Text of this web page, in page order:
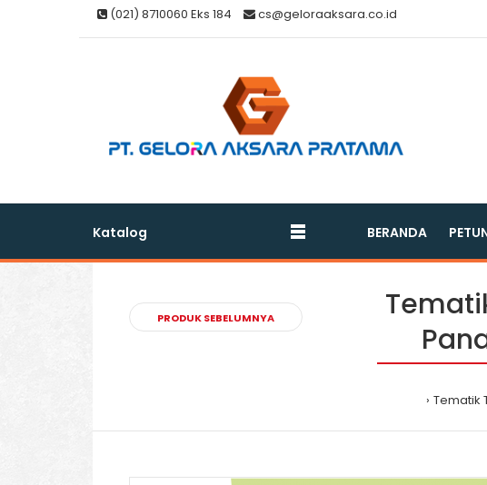
(021) 8710060 Eks 184 cs@geloraaksara.co.id
Katalog BERANDA
PRODUK SEBELUMNYA
Tematik